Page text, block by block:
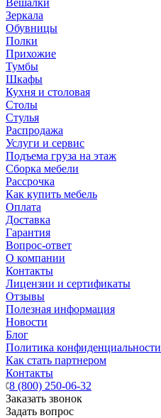
Вешалки
Зеркала
Обувницы
Полки
Прихожие
Тумбы
Шкафы
Кухня и столовая
Столы
Стулья
Распродажа
Услуги и сервис
Подъема груза на этаж
Сборка мебели
Рассрочка
Как купить мебель
Оплата
Доставка
Гарантия
Вопрос-ответ
О компании
Контакты
Лицензии и сертификаты
Отзывы
Полезная информация
Новости
Блог
Политика конфиденциальности
Как стать партнером
Контакты
8 (800) 250-06-32
Заказать звонок
Задать вопрос